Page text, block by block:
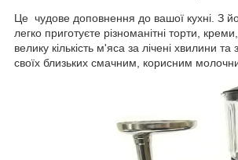
Це чудове доповнення до вашої кухні. З
легко приготуєте різноманітні торти,
велику кількість м'яса за лічені хвилини
своїх близьких смачним, корисним